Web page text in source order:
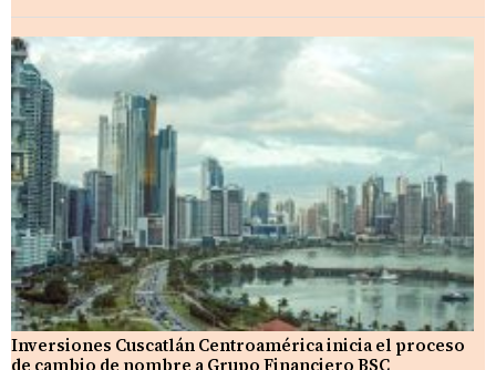
Inversiones Cuscatlán Centroamérica inicia el proceso
de cambio de nombre a Grupo Financiero BSC